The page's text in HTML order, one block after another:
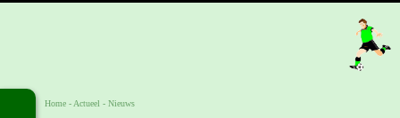
Home - Actueel - Nieuws